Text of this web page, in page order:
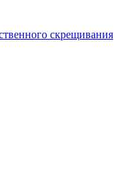
скрещивания